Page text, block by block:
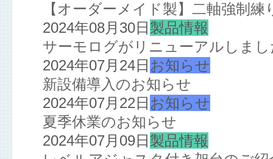
【オーダーメイド製】二軸強制
2024年08月30日 製品情報
サーモログがリニューアルしま
2024年07月24日 お知らせ
新設備導入のお知らせ
2024年07月22日 お知らせ
夏季休業のお知らせ
2024年07月09日 製品情報